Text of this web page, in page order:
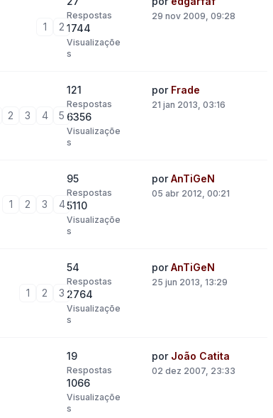
1 2
Respostas
1744
Visualizaçõe
s
29 nov 2009, 09:28
2 3 4 5
121
Respostas
6356
Visualizaçõe
s
por Frade
21 jan 2013, 03:16
1 2 3 4
95
Respostas
5110
Visualizaçõe
s
porAnTiGeN
05 abr 2012, 00:21
1 2 3
54
Respostas
2764
Visualizaçõe
s
porAnTiGeN
25 jun 2013, 13:29
19
Respostas
1066
Visualizaçõe
s
por João Catita
02 dez 2007, 23:33